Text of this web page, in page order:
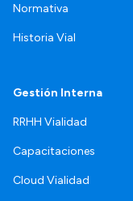
Normativa
Historia Vial
Gestión Interna
RRHH Vialidad
Capacitaciones
Cloud Vialidad